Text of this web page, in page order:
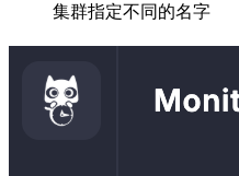
集群指定不同的名字